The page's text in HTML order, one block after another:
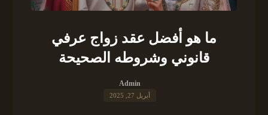
ما هو أفضل عقد زواج عرفي
قانوني وشروطه الصحيحة
Admin
أبريل 27, 2025